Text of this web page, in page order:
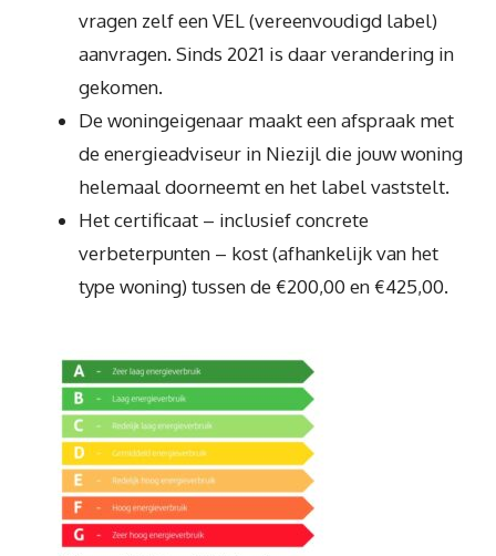
vragen zelf een VEL (vereenvoudigd label)
aanvragen. Sinds 2021 is daar verandering in
gekomen.
De woningeigenaar maakt een afspraak met
de energieadviseur in Niezijl die jouw woning
helemaal doorneemt en het label vaststelt.
Het certificaat – inclusief concrete
verbeterpunten – kost (afhankelijk van het
type woning) tussen de €200,00 en €425,00.